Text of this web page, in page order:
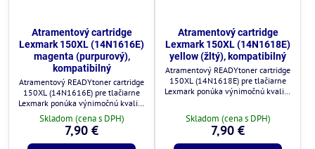
Atramentový cartridge
Lexmark 150XL (14N1616E)
magenta (purpurový),
kompatibilný
Atramentový READYtoner cartridge
150XL (14N1616E) pre tlačiarne
Lexmark ponúka výnimočnú kvalitu
za zlomok ceny.
Skladom (cena s DPH)
7,90 €
Atramentový cartridge
Lexmark 150XL (14N1618E)
yellow (žltý), kompatibilný
Atramentový READYtoner cartridge
150XL (14N1618E) pre tlačiarne
Lexmark ponúka výnimočnú kvalitu
Skladom (cena s DPH)
7,90 €